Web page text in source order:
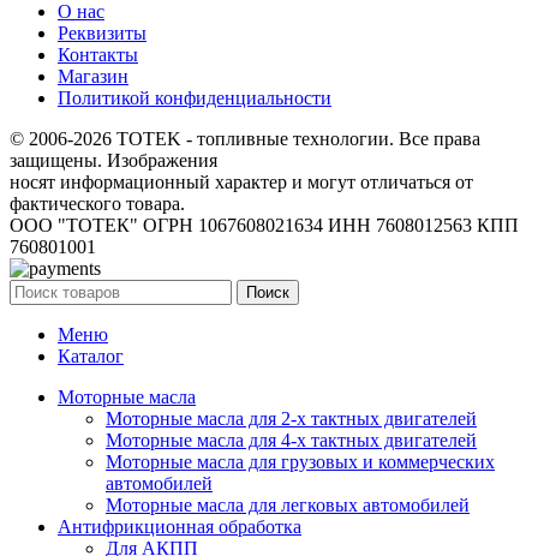
О нас
Реквизиты
Контакты
Магазин
Политикой конфиденциальности
© 2006-2026 TOTEK - топливные технологии. Все права
защищены. Изображения
носят информационный характер и могут отличаться от
фактического товара.
ООО "ТОТЕК" ОГРН 1067608021634 ИНН 7608012563 КПП
760801001
Поиск
Меню
Каталог
Моторные масла
Моторные масла для 2-х тактных двигателей
Моторные масла для 4-х тактных двигателей
Моторные масла для грузовых и коммерческих
автомобилей
Моторные масла для легковых автомобилей
Антифрикционная обработка
Для АКПП